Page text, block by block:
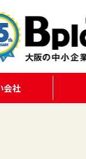
会社